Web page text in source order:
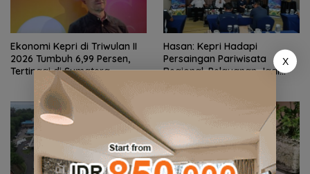
Ekonomi Kepri di Triwulan II
2026 Tumbuh 6,99 Persen,
Tertinggi di Sumatera
Hasan: Kepri Hadapi
Persaingan Pariwisata
Regional, Pelayanan Jadi
X